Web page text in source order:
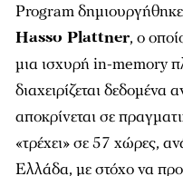
Program
Hasso Plattner, ο
µια ισχυρή in-memory
διαχειρίζεται
αποκρίνεται σε
«τρέχει» σε 57 χώρες,
Ελλάδα, µε στόχο να